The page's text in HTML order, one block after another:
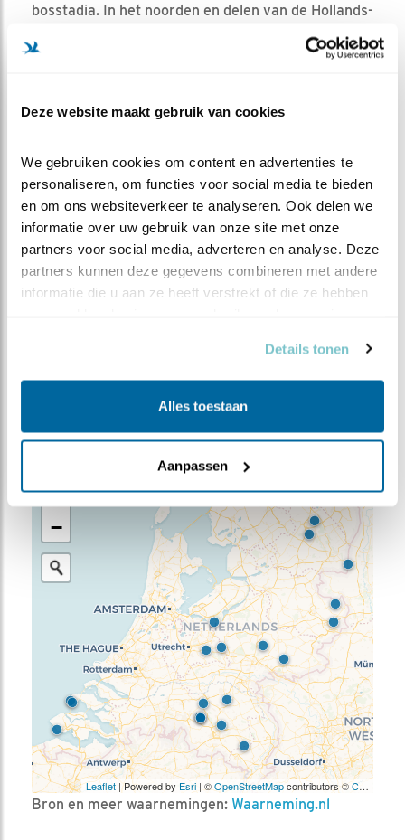
Deze website maakt gebruik van cookies
We gebruiken cookies om content en advertenties te
personaliseren, om functies voor social media te bieden
en om ons websiteverkeer te analyseren. Ook delen we
informatie over uw gebruik van onze site met onze
partners voor social media, adverteren en analyse. Deze
partners kunnen deze gegevens combineren met andere
informatie die u aan ze heeft verstrekt of die ze hebben
Details tonen
Alles toestaan
Aanpassen
bosstadia. In het noorden en delen van de Hollands-
verspreiding. Landelijk gezien lijken de aantallen
Aantal broedparen
9000-11.000 (2018-
2020)
Geschat maximum
aantal overwinteraars
20.000-30.000
(2012/13-2014/15)
Doortrekkers
10.000-50.000
(2007/08–2011/12)
Meer weten over trends? Kijk op
WAARNEMINGEN
+
−
Leaflet | Powered by Esri | ©OpenStreetMapcontributors ©CARTO
Bron en meer waarnemingen: Waarneming.nl